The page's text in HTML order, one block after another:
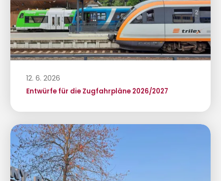
12. 6. 2026
Entwürfe für die Zugfahrpläne 2026/2027